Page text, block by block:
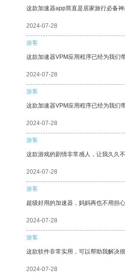
这款加速器app简直是居家旅行必备
2024-07-28
游客
这款加速器VPM应用程序已经为我们
2024-07-28
游客
这款加速器VPM应用程序已经为我们
2024-07-28
游客
这款游戏的剧情非常感人，让我久久不
2024-07-28
游客
超级好用的加速器，妈妈再也不用担
2024-07-28
游客
这款软件非常实用，可以帮助我解决很
2024-07-28